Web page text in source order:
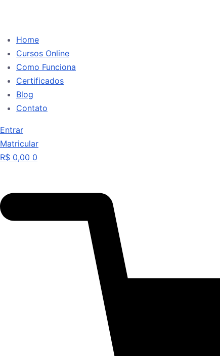
Home
Cursos Online
Como Funciona
Certificados
Blog
Contato
Entrar
Matricular
R$ 0,00 0